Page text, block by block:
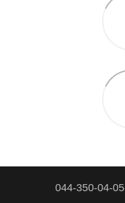
044-350-04-05